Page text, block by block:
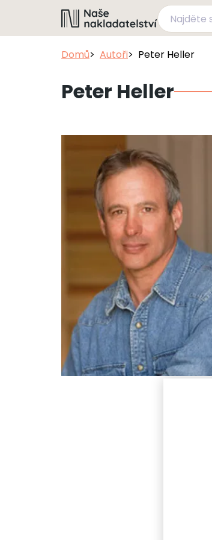
Domů Autoři Peter Heller
Peter Heller